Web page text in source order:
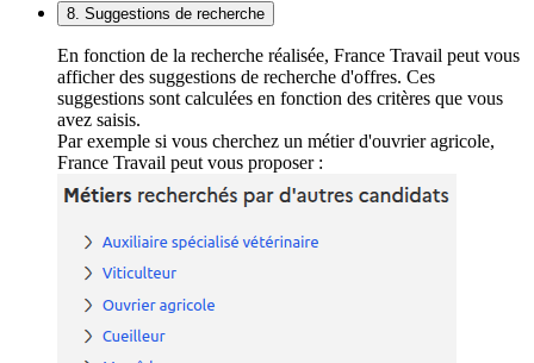
8. Suggestions de recherche
En fonction de la recherche réalisée, France Travail peut vous
afficher des suggestions de recherche d'offres. Ces
suggestions sont calculées en fonction des critères que vous
avez saisis.
Par exemple si vous cherchez un métier d'ouvrier agricole,
France Travail peut vous proposer :